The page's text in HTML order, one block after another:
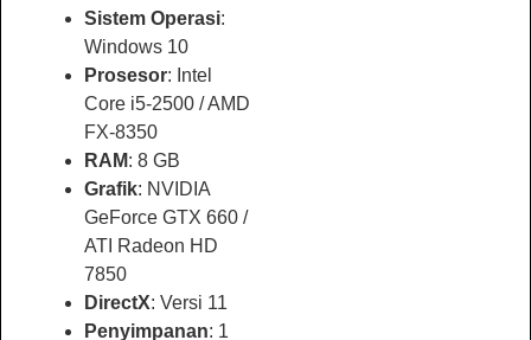
Sistem Operasi:
Windows 10
Prosesor: Intel
Core i5-2500 / AMD
FX-8350
RAM: 8 GB
Grafik: NVIDIA
GeForce GTX 660 /
ATI Radeon HD
7850
DirectX: Versi 11
Penyimpanan: 1